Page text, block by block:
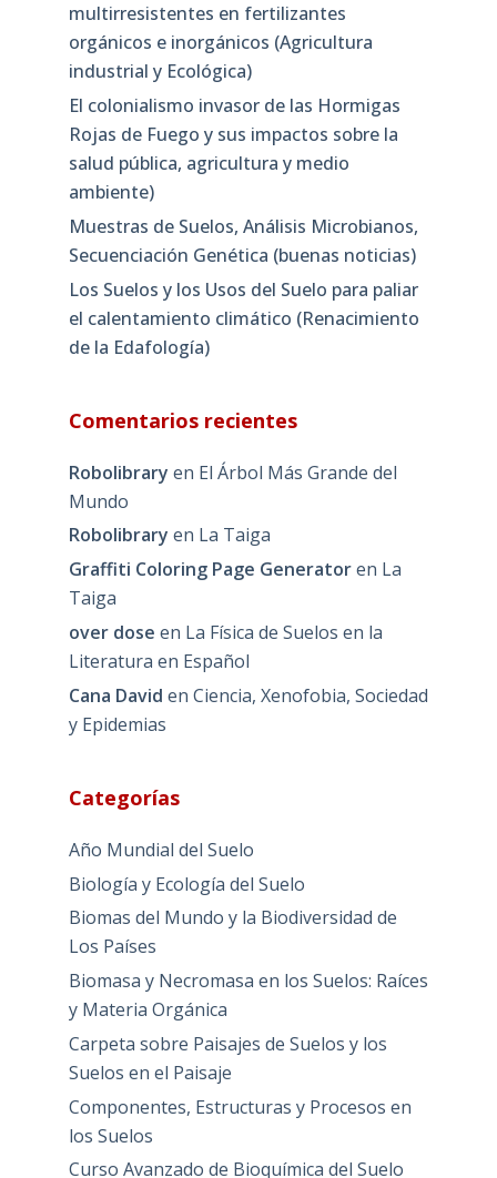
multirresistentes en fertilizantes
orgánicos e inorgánicos (Agricultura
industrial y Ecológica)
El colonialismo invasor de las Hormigas
Rojas de Fuego y sus impactos sobre la
salud pública, agricultura y medio
ambiente)
Muestras de Suelos, Análisis Microbianos,
Secuenciación Genética (buenas noticias)
Los Suelos y los Usos del Suelo para paliar
el calentamiento climático (Renacimiento
de la Edafología)
Comentarios recientes
Robolibrary en El Árbol Más Grande del
Mundo
Robolibrary en La Taiga
Graffiti Coloring Page Generatoren La
Taiga
over dose en La Física de Suelos en la
Literatura en Español
Cana David en Ciencia, Xenofobia, Sociedad
y Epidemias
Categorías
Año Mundial del Suelo
Biología y Ecología del Suelo
Biomas del Mundo y la Biodiversidad de
Los Países
Biomasa y Necromasa en los Suelos: Raíces
y Materia Orgánica
Carpeta sobre Paisajes de Suelos y los
Suelos en el Paisaje
Componentes, Estructuras y Procesos en
los Suelos
Curso Avanzado de Bioquímica del Suelo